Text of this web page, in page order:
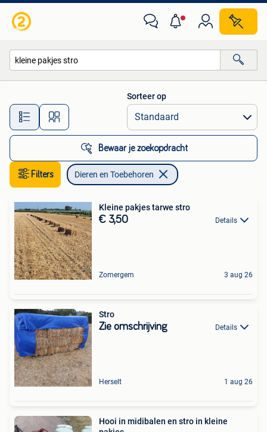
Alle afstanden…
Sorteer op
Bewaar je zoekopdracht
Filters Dieren en Toebehoren
Kleine pakjes tarwe stro
€ 3,50 Details
Zomergem 3 aug 26
Stro
Zie omschrijving Details
Herselt 1 aug 26
Hooi in midibalen en stro in kleine